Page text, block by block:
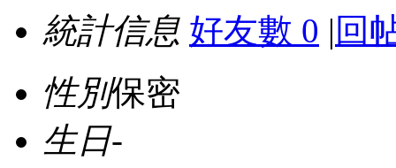
統計信息 好友數 0 | 回
性別保密
生日-